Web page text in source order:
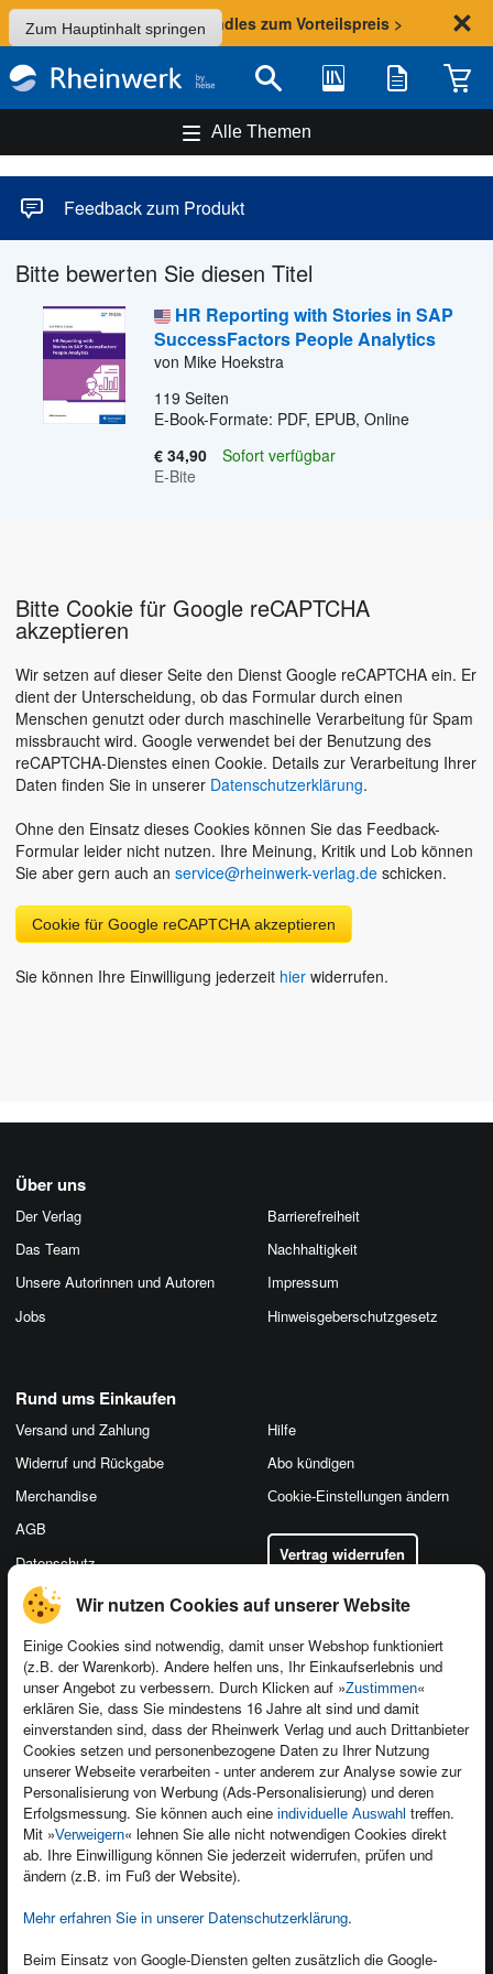
Wir nutzen Cookies auf unserer Website
Einige Cookies sind notwendig, damit unser Webshop funktioniert
(z.B. der Warenkorb). Andere helfen uns, Ihr Einkaufserlebnis und
unser Angebot zu verbessern. Durch Klicken auf »Zustimmen«
erklären Sie, dass Sie mindestens 16 Jahre alt sind und damit
einverstanden sind, dass der Rheinwerk Verlag und auch Drittanbieter
Cookies setzen und personenbezogene Daten zu Ihrer Nutzung
unserer Webseite verarbeiten - unter anderem zur Analyse sowie zur
Personalisierung von Werbung (Ads-Personalisierung) und deren
Erfolgsmessung. Sie können auch eine individuelle Auswahl treffen.
Mit »Verweigern« lehnen Sie alle nicht notwendigen Cookies direkt
ab. Ihre Einwilligung können Sie jederzeit widerrufen, prüfen und
ändern (z.B. im Fuß der Website).
Mehr erfahren Sie in unserer Datenschutzerklärung.
Beim Einsatz von Google-Diensten gelten zusätzlich die Google-
Zum Hauptinhalt springen
Sommer-Aktion: Bundles zum Vorteilspreis >
Suche Bibliothek Merkliste
Alle Themen
Feedback zum Produkt
Bitte bewerten Sie diesen Titel
HR Reporting with Stories in SAP
SuccessFactors People Analytics
von Mike Hoekstra
119 Seiten
E-Book-Formate: PDF, EPUB, Online
€ 34,90
Sofort verfügbar
E-Bite
Bitte Cookie für Google reCAPTCHA
akzeptieren
Wir setzen auf dieser Seite den Dienst Google reCAPTCHA ein. Er
dient der Unterscheidung, ob das Formular durch einen
Menschen genutzt oder durch maschinelle Verarbeitung für Spam
missbraucht wird. Google verwendet bei der Benutzung des
reCAPTCHA-Dienstes einen Cookie. Details zur Verarbeitung Ihrer
Daten finden Sie in unserer Datenschutzerklärung.
Ohne den Einsatz dieses Cookies können Sie das Feedback-
Formular leider nicht nutzen. Ihre Meinung, Kritik und Lob können
Sie aber gern auch an service@rheinwerk-verlag.de schicken.
Cookie für Google reCAPTCHA akzeptieren
Sie können Ihre Einwilligung jederzeit hier widerrufen.
Über uns
Der Verlag
Das Team
Unsere Autorinnen und Autoren
Jobs
Barrierefreiheit
Nachhaltigkeit
Impressum
Hinweis­geber­schutz­gesetz
Kontakt
Newsletter
Für Unternehmen
Presseservice
Dozentenservice
Produktfeedback
Foreign Rights
Ein Buch schreiben
Rund ums Einkaufen
Versand und Zahlung
Widerruf und Rückgabe
Merchandise
AGB
Datenschutz
Hilfe
Abo kündigen
Cookie-Einstellungen ändern
Vertrag widerrufen
Kundenservice
Wir sind gerne für Sie da!